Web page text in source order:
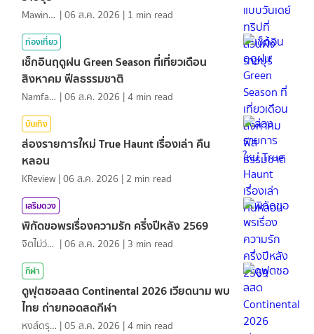
MawinMatravel |06 ส.ค. 2026 | 1 min read
ท่องเที่ยว
เช็กอินฤดูฝน Green Season ที่เที่ยวเดือน
สิงหาคม ฟีลธรรมชาติ
NamfahPhupha |06 ส.ค. 2026 |4 min read
บันเทิง
ส่องรายการใหม่ True Haunt เรื่องเล่า คืน
หลอน
KReview |06 ส.ค. 2026 | 2 min read
เสริมดวง
พิกัดขอพรเรื่องความรัก ครึ่งปีหลัง 2569
จิตไม่ว่าง |06 ส.ค. 2026 | 3 min read
กีฬา
ดูฟุตซอลสด Continental 2026 เวียดนาม พบ
ไทย ถ่ายทอดสดกีฬา
หงส์ดรุณ |05 ส.ค. 2026 |4 min read